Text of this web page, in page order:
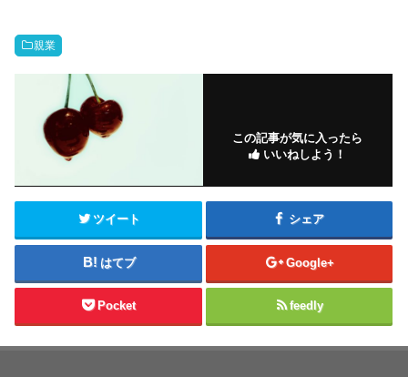
親業
この記事が気に入ったら
いいねしよう！
ツイート シェア
はてブ Google+
Pocket feedly